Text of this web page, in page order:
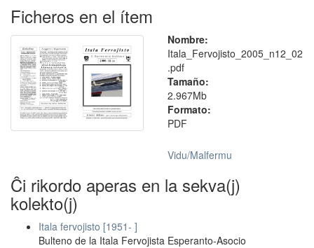
Ficheros en el ítem
Nombre:
Itala_Fervojisto_2005_n12_02
.pdf
Tamaño:
2.967Mb
Formato:
PDF
Vidu/Malfermu
Ĉi rikordo aperas en la sekva(j)
kolekto(j)
Itala fervojisto [1951- ]
Bulteno de la Itala Fervojista Esperanto-Asocio